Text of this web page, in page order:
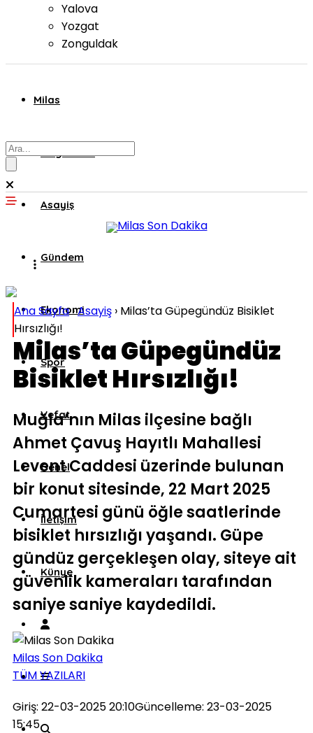
Yalova
Yozgat
Zonguldak
Milas
Muğla’dan
Asayiş
Gündem
Ekonomi
Spor
Vefat
Genel
İletişim
Künye
Ana Sayfa›Asayiş › Milas’ta Güpegündüz Bisiklet
Hırsızlığı!
Milas’ta Güpegündüz
Bisiklet Hırsızlığı!
Muğla’nın Milas ilçesine bağlı
Ahmet Çavuş Hayıtlı Mahallesi
Levent Caddesi üzerinde bulunan
bir konut sitesinde, 22 Mart 2025
Cumartesi günü öğle saatlerinde
bisiklet hırsızlığı yaşandı. Güpe
gündüz gerçekleşen olay, siteye ait
güvenlik kameraları tarafından
saniye saniye kaydedildi.
Milas Son Dakika
TÜM YAZILARI
Giriş: 22-03-2025 20:10Güncelleme: 23-03-2025
15:45